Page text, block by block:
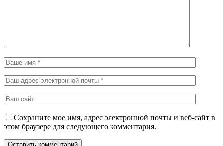
Сохраните мое имя, адрес электронной почты и веб-сайт в
этом браузере для следующего комментария.